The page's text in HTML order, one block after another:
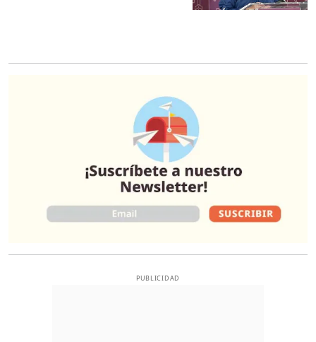
PUBLICIDAD